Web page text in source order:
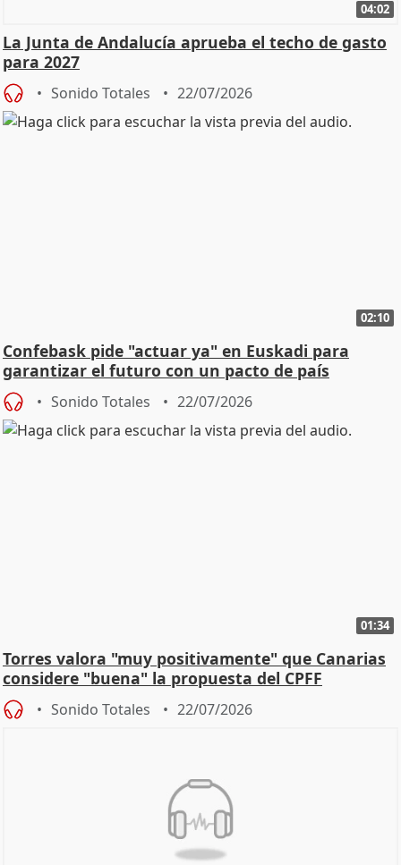
04:02
La Junta de Andalucía aprueba el techo de gasto
para 2027
Sonido Totales 22/07/2026
02:10
Confebask pide "actuar ya" en Euskadi para
garantizar el futuro con un pacto de país
Sonido Totales 22/07/2026
01:34
Torres valora "muy positivamente" que Canarias
considere "buena" la propuesta del CPFF
Sonido Totales 22/07/2026